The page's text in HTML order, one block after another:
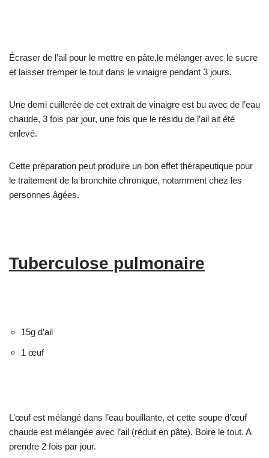
Écraser de l’ail pour le mettre en pâte,le mélanger avec le sucre
et laisser tremper le tout dans le vinaigre pendant 3 jours.
Une demi cuillerée de cet extrait de vinaigre est bu avec de l’eau
chaude, 3 fois par jour, une fois que le résidu de l’ail ait été
enlevé.
Cette préparation peut produire un bon effet thérapeutique pour
le traitement de la bronchite chronique, notamment chez les
personnes âgées.
Tuberculose pulmonaire
15g d’ail
1 œuf
L’œuf est mélangé dans l’eau bouillante, et cette soupe d’œuf
chaude est mélangée avec l’ail (réduit en pâte). Boire le tout. A
prendre 2 fois par jour.